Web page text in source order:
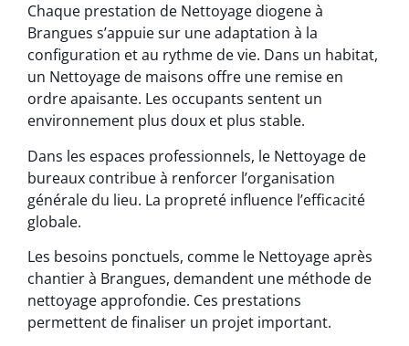
Chaque prestation de Nettoyage diogene à
Brangues s’appuie sur une adaptation à la
configuration et au rythme de vie. Dans un habitat,
un Nettoyage de maisons offre une remise en
ordre apaisante. Les occupants sentent un
environnement plus doux et plus stable.
Dans les espaces professionnels, le Nettoyage de
bureaux contribue à renforcer l’organisation
générale du lieu. La propreté influence l’efficacité
globale.
Les besoins ponctuels, comme le Nettoyage après
chantier à Brangues, demandent une méthode de
nettoyage approfondie. Ces prestations
permettent de finaliser un projet important.